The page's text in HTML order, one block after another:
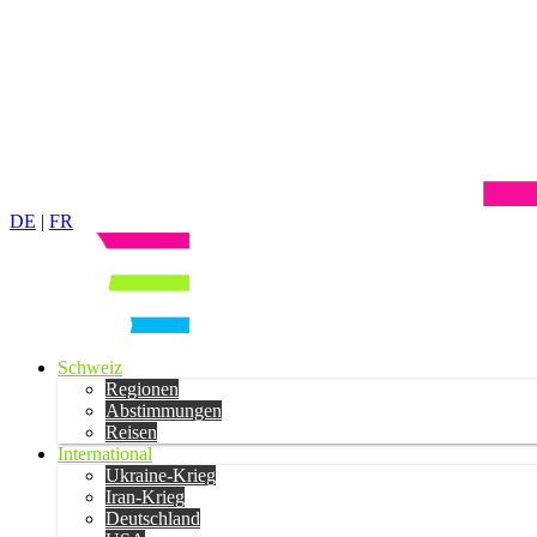
DE | FR
Schweiz
Regionen
Abstimmungen
Reisen
International
Ukraine-Krieg
Iran-Krieg
Deutschland